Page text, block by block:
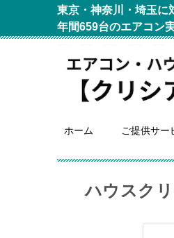
東京・神奈川・埼玉に
年間659台のエアコン
ホーム ご提供サー
ハウスク